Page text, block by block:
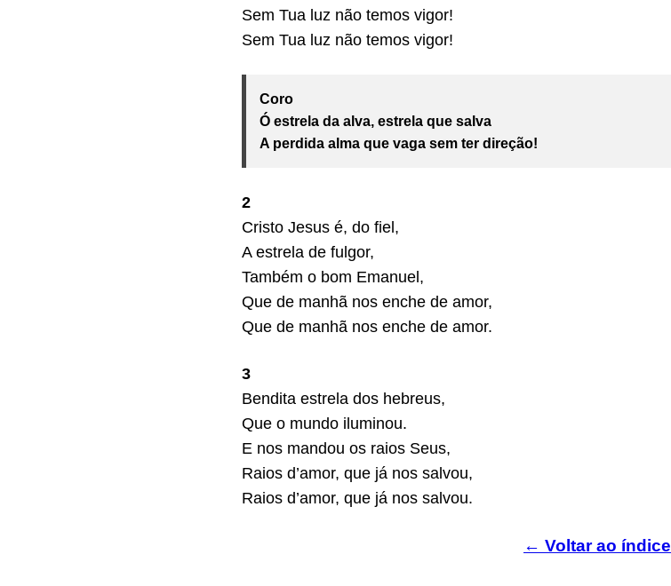
Sem Tua luz não temos vigor!
Sem Tua luz não temos vigor!
Coro
Ó estrela da alva, estrela que salva
A perdida alma que vaga sem ter direção!
2
Cristo Jesus é, do fiel,
A estrela de fulgor,
Também o bom Emanuel,
Que de manhã nos enche de amor,
Que de manhã nos enche de amor.
3
Bendita estrela dos hebreus,
Que o mundo iluminou.
E nos mandou os raios Seus,
Raios d’amor, que já nos salvou,
Raios d’amor, que já nos salvou.
← Voltar ao índice